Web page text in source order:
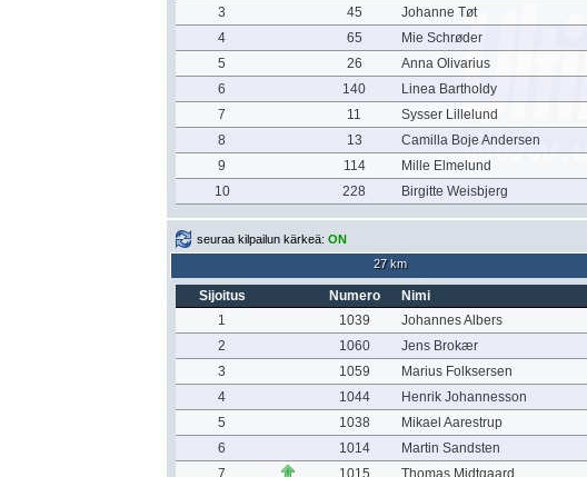
3
45 Johanne Tøt
4 65 Mie Schrøder
5
26 Anna Olivarius
6
140 Linea Bartholdy
7
11 Sysser Lillelund
8
13 Camilla Boje Andersen
9
114 Mille Elmelund
10
228 Birgitte Weisbjerg
seuraa kilpailun kärkeä: ON
27 km
Sijoitus Numero Nimi
1
1039 Johannes Albers
2
1060 Jens Brokær
3
1059 Marius Folksersen
4
1044 Henrik Johannesson
5
1038 Mikael Aarestrup
6
1014 Martin Sandsten
7 1015 Thomas Midtgaard